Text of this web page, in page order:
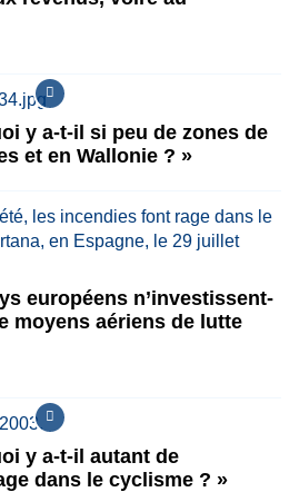
y a-t-il si peu de zones de
et en Wallonie ? »
européens n’investissent-
moyens aériens de lutte
y a-t-il autant de
dans le cyclisme ? »